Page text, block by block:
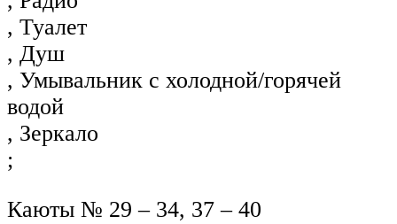
, Туалет
, Душ
, Умывальник с холодной/горячей
водой
, Зеркало
;
Каюты № 29 – 34, 37 – 40